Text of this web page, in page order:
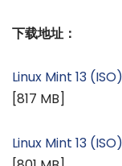
下载地址：
Linux Mint 13
[817 MB]
Linux Mint 13